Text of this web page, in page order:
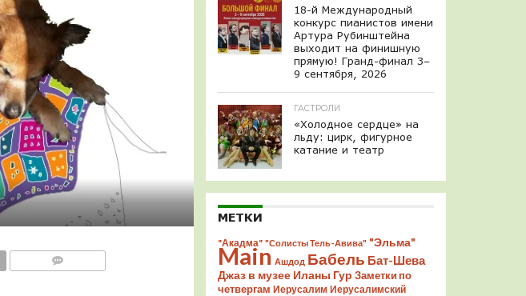
18-й Международный
конкурс пианистов имени
Артура Рубинштейна
выходит на финишную
прямую! Гранд-финал 3–
9 сентября, 2026
ГАСТРОЛИ
«Холодное сердце» на
льду: цирк, фигурное
катание и театр
МЕТКИ
"Акадма" "Солисты Тель-Авива" "Эльма"
Main Ашдод Бабель Бат-Шева
Джаз в музее Иланы Гур Заметки по
четвергам Иерусалим Иерусалимский